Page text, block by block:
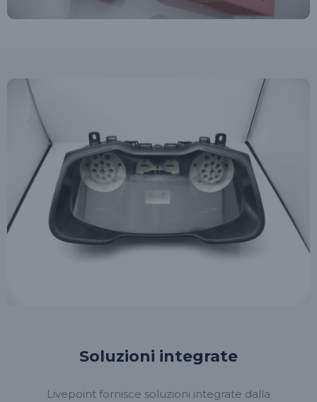
Soluzioni integrate
Livepoint fornisce soluzioni integrate dalla